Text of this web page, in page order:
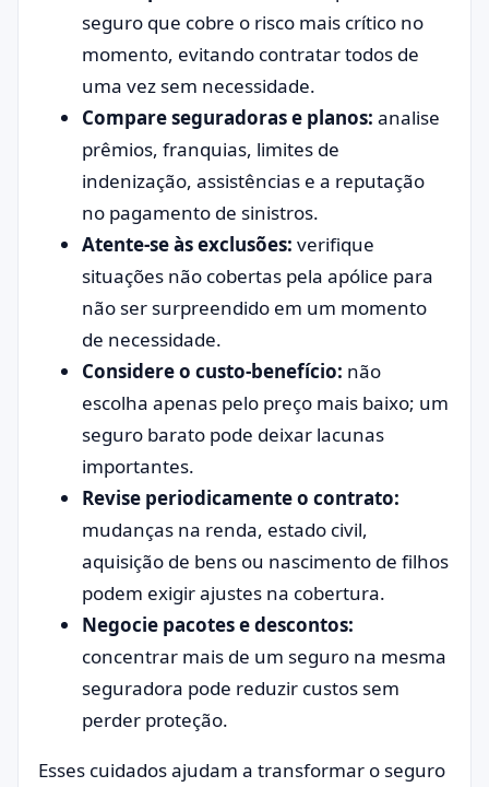
seguro que cobre o risco mais crítico no
momento, evitando contratar todos de
uma vez sem necessidade.
Compare seguradoras e planos: analise
prêmios, franquias, limites de
indenização, assistências e a reputação
no pagamento de sinistros.
Atente-se às exclusões: verifique
situações não cobertas pela apólice para
não ser surpreendido em um momento
de necessidade.
Considere o custo-benefício: não
escolha apenas pelo preço mais baixo; um
seguro barato pode deixar lacunas
importantes.
Revise periodicamente o contrato:
mudanças na renda, estado civil,
aquisição de bens ou nascimento de filhos
podem exigir ajustes na cobertura.
Negocie pacotes e descontos:
concentrar mais de um seguro na mesma
seguradora pode reduzir custos sem
perder proteção.
Esses cuidados ajudam a transformar o seguro